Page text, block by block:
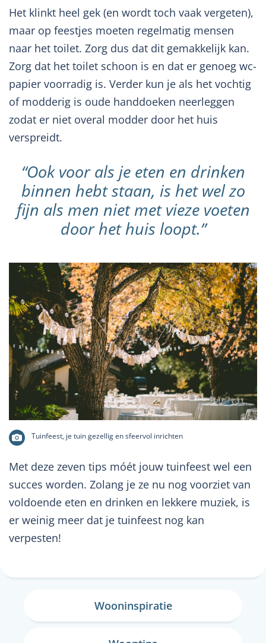
Het klinkt heel gek (en wordt toch vaak vergeten),
maar op feestjes moeten regelmatig mensen
naar het toilet. Zorg dus dat dit gemakkelijk kan.
Zorg dat het toilet schoon is en dat er genoeg wc-
papier voorradig is. Verder kun je als het vochtig
of modderig is oude handdoeken neerleggen
zodat er niet overal modder door het huis
verspreidt.
“Ook voor als je eten en drinken
binnen hebt staan, is het wel zo
fijn als men niet met vieze voeten
door het huis loopt.”
Tuinfeest, je tuin gezellig en sfeervol inrichten
Met deze zeven tips móét jouw tuinfeest wel een
succes worden. Zolang je ze nu nog voorziet van
voldoende eten en drinken en lekkere muziek, is
er weinig meer dat je tuinfeest nog kan
verpesten!
Wooninspiratie